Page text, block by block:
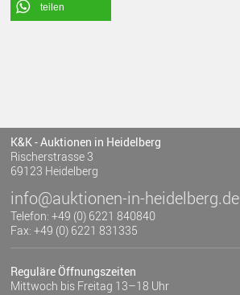
teilen
K&K - Auktionen in Heidelberg
Rischerstrasse 3
69123 Heidelberg
info@auktionen-in-heidelberg.de
Telefon: +49 (0) 6221 840840
Fax: +49 (0) 6221 831335
Reguläre Öffnungszeiten
Mittwoch bis Freitag 13–18 Uhr